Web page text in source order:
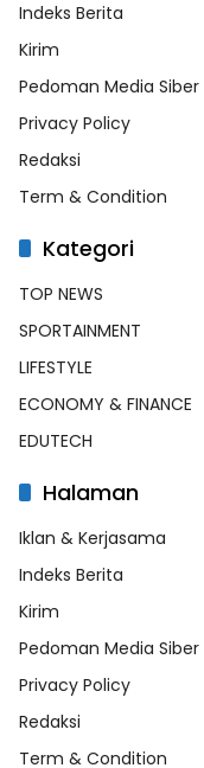
Indeks Berita
Kirim
Pedoman Media Siber
Privacy Policy
Redaksi
Term & Condition
Kategori
TOP NEWS
SPORTAINMENT
LIFESTYLE
ECONOMY & FINANCE
EDUTECH
Halaman
Iklan & Kerjasama
Indeks Berita
Kirim
Pedoman Media Siber
Privacy Policy
Redaksi
Term & Condition